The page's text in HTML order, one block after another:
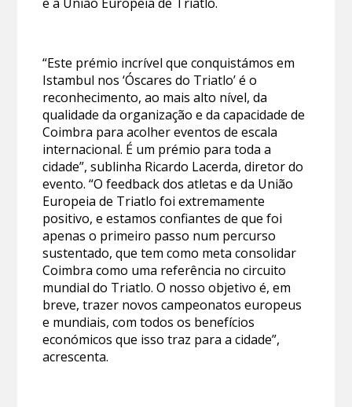
“Este prémio incrível que conquistámos em
Istambul nos ‘Óscares do Triatlo’ é o
reconhecimento, ao mais alto nível, da
qualidade da organização e da capacidade de
Coimbra para acolher eventos de escala
internacional. É um prémio para toda a
cidade”, sublinha Ricardo Lacerda, diretor do
evento. “O feedback dos atletas e da União
Europeia de Triatlo foi extremamente
positivo, e estamos confiantes de que foi
apenas o primeiro passo num percurso
sustentado, que tem como meta consolidar
Coimbra como uma referência no circuito
mundial do Triatlo. O nosso objetivo é, em
breve, trazer novos campeonatos europeus
e mundiais, com todos os benefícios
económicos que isso traz para a cidade”,
acrescenta.